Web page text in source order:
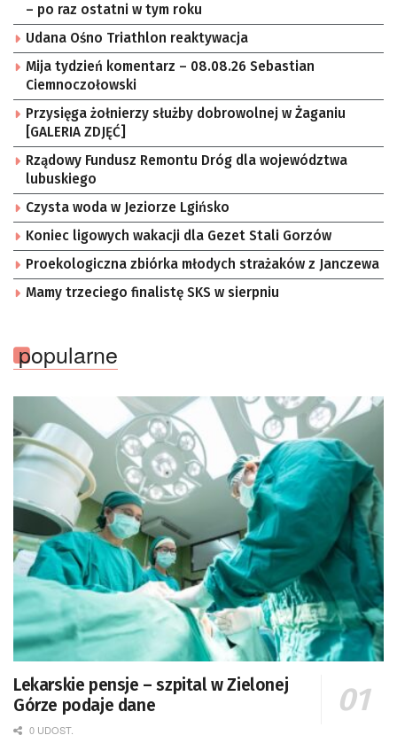
– po raz ostatni w tym roku
Udana Ośno Triathlon reaktywacja
Mija tydzień komentarz – 08.08.26 Sebastian
Ciemnoczołowski
Przysięga żołnierzy służby dobrowolnej w Żaganiu
[GALERIA ZDJĘĆ]
Rządowy Fundusz Remontu Dróg dla województwa
lubuskiego
Czysta woda w Jeziorze Lgińsko
Koniec ligowych wakacji dla Gezet Stali Gorzów
Proekologiczna zbiórka młodych strażaków z Janczewa
Mamy trzeciego finalistę SKS w sierpniu
popularne
Lekarskie pensje – szpital w Zielonej
Górze podaje dane
0 UDOST.